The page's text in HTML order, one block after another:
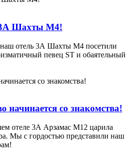
3А Шахты М4!
отель 3А Шахты М4 посетили
певец ST и обаятельный
начинается со знакомства!
отеле 3А Арзамас М12 царила
Мы с гордостью представили наш